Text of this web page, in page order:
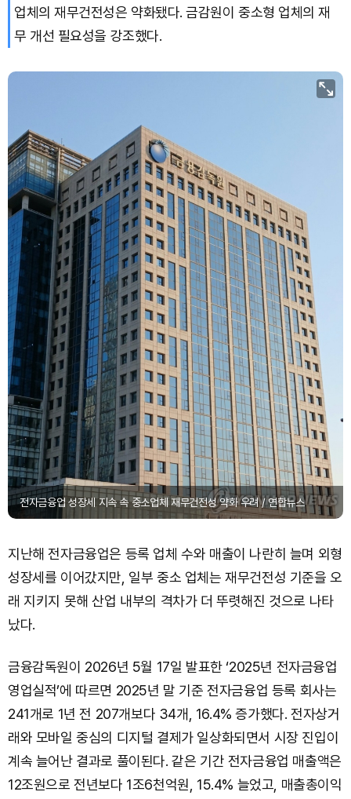
Solana (SOL)
TRON (TRX) ₩466.1(+0.12%)
Dogecoin (DOGE)
업체의 재무건전성은 약화됐다. 금감원이 중소형 업체의 재
무 개선 필요성을 강조했다.
전자금융업 성장세 지속 속 중소업체 재무건전성 약화 우려 / 연합뉴스
지난해 전자금융업은 등록 업체 수와 매출이 나란히 늘며 외형
성장세를 이어갔지만, 일부 중소 업체는 재무건전성 기준을 오
래 지키지 못해 산업 내부의 격차가 더 뚜렷해진 것으로 나타
났다.
금융감독원이 2026년 5월 17일 발표한 ‘2025년 전자금융업
영업실적’에 따르면 2025년 말 기준 전자금융업 등록 회사는
241개로 1년 전 207개보다 34개, 16.4% 증가했다. 전자상거
래와 모바일 중심의 디지털 결제가 일상화되면서 시장 진입이
계속 늘어난 결과로 풀이된다. 같은 기간 전자금융업 매출액은
12조원으로 전년보다 1조6천억원, 15.4% 늘었고, 매출총이익